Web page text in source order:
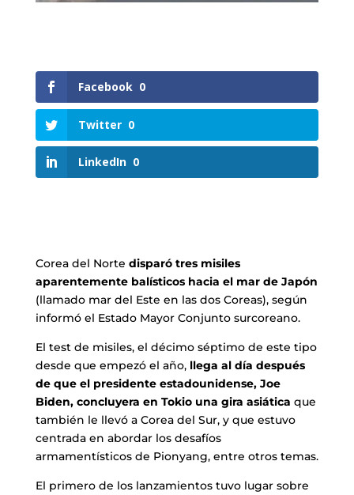
Facebook 0
Twitter 0
LinkedIn 0
Corea del Norte disparó tres misiles
aparentemente balísticos hacia el mar de Japón
(llamado mar del Este en las dos Coreas), según
informó el Estado Mayor Conjunto surcoreano.
El test de misiles, el décimo séptimo de este tipo
desde que empezó el año,llega al día después
de que el presidente estadounidense, Joe
Biden, concluyera en Tokio una gira asiática que
también le llevó a Corea del Sur, y que estuvo
centrada en abordar los desafíos
armamentísticos de Pionyang, entre otros temas.
El primero de los lanzamientos tuvo lugar sobre